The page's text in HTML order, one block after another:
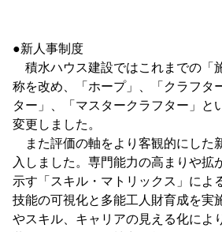
●新人事制度
積水ハウス建設ではこれまでの「
称を改め、「ホープ」、「クラフタ
ター」、「マスタークラフター」と
変更しました。
また評価の軸をより客観的にした
入しました。専門能力の高まりや拡
示す「スキル・マトリックス」によ
技能の可視化と多能工人財育成を実
やスキル、キャリアの見える化によ